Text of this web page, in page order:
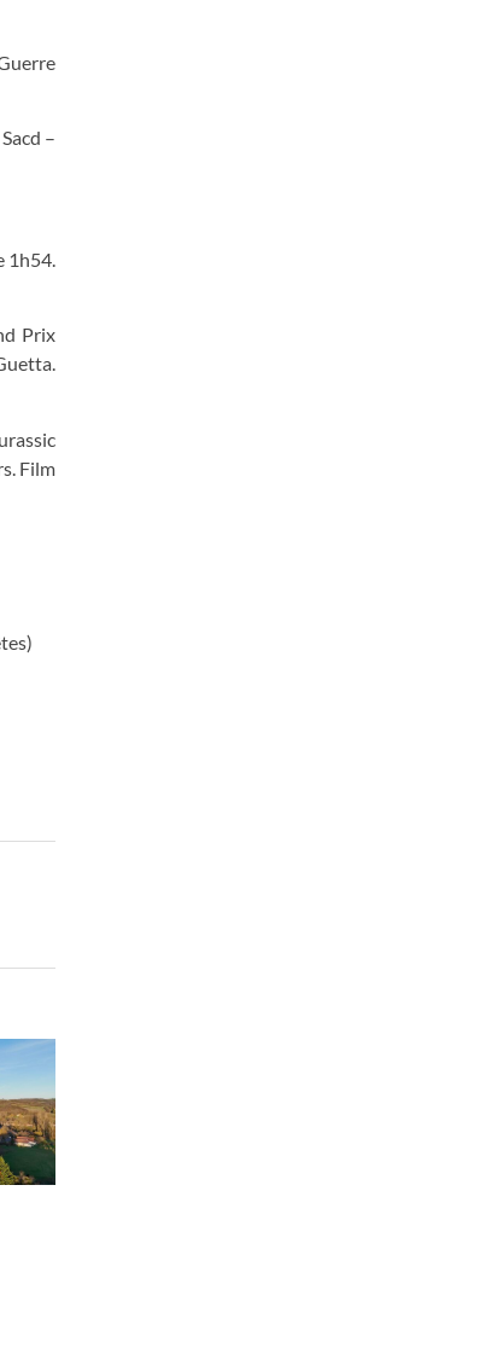
–
1h54.
Prix
Film